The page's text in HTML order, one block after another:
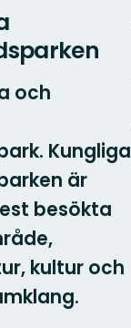
och
Kungliga
är
besökta
kultur och